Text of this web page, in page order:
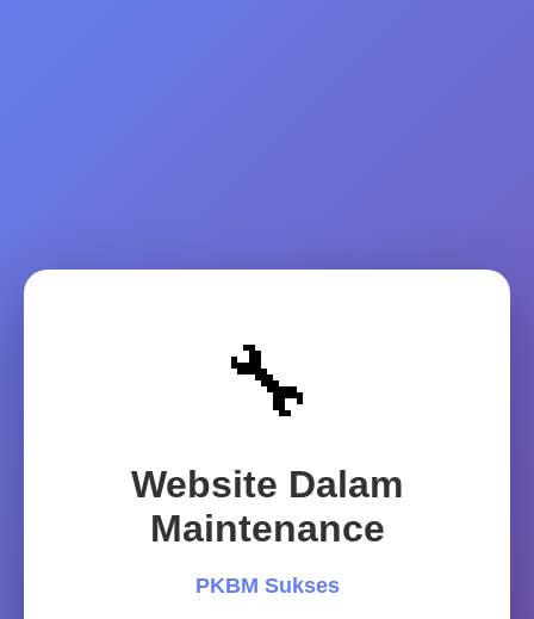
🔧
Website Dalam
Maintenance
PKBM Sukses